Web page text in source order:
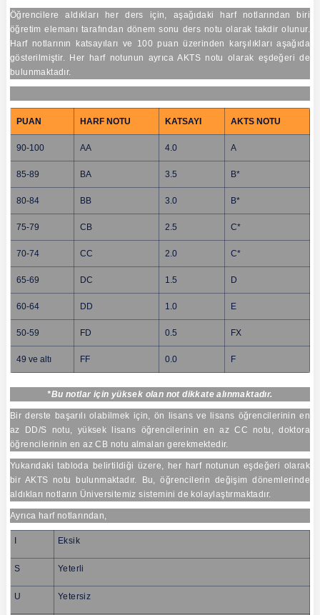
Öğrencilere aldıkları her ders için, aşağıdaki harf notlarından biri
öğretim elemanı tarafından dönem sonu ders notu olarak takdir olunur.
Harf notlarının katsayıları ve 100 puan üzerinden karşılıkları aşağıda
gösterilmiştir. Her harf notunun ayrıca AKTS notu olarak eşdeğeri de
bulunmaktadır.
PUAN HARF NOTU KATSAYI AKTS NOTU
90-100 AA 4.0 A
85-89 BA 3.5 B*
80-84 BB 3.0 B*
75-79 CB 2.5 C*
70-74 CC 2.0 C*
65-69 DC 1.5 D
60-64 DD 1.0 E
50-59 FD 0.5 FX
49 ve altı FF 0.0 F
*Bu notlar için yüksek olan not dikkate alınmaktadır.
Bir derste başarılı olabilmek için, ön lisans ve lisans öğrencilerinin en
az DD/S notu, yüksek lisans öğrencilerinin en az CC notu, doktora
öğrencilerinin en az CB notu almaları gerekmektedir.
Yukarıdaki tabloda belirtildiği üzere, her harf notunun eşdeğeri olarak
bir AKTS notu bulunmaktadır. Bu, öğrencilerin değişim dönemlerinde
aldıkları notların Üniversitemiz sistemini de kolaylaştırmaktadır.
Ayrıca harf notlarından,
I Eksik
S Yeterli
U Yetersiz